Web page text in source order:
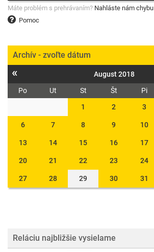
Pomoc
Máte problém s prehrávaním? Nahláste nám chybu
Archív - zvoľte dátum
« August 2018
Po Ut St Št Pi
1
2 3
6 7 8 9 10
13 14 15 16 17
20 21 22 23 24
27 28 29 30 31
Reláciu najbližšie vysielame